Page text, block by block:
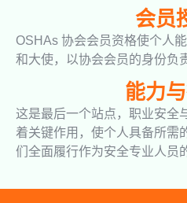
会员
OSHAs 协会会员资格使个人
和大使，以协会会员的身份负
能力
这是最后一个站点，职业安全
着关键作用，使个人具备所需
们全面履行作为安全专业人员